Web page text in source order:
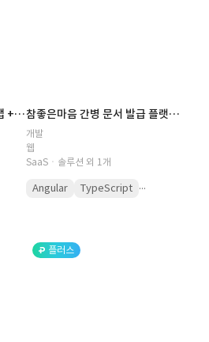
리드 관리 시스템 개발(현장 앱 + 백오피스) 참좋은마음 간병 문서 발급 플랫폼 - 증명서·영수증을 승인 워크플로우와 함께 PDF로 자동 발급하는 풀스택 웹 서비스
개발
웹
SaaSㆍ솔루션 외 1개
Angular TypeScript ...
플러스